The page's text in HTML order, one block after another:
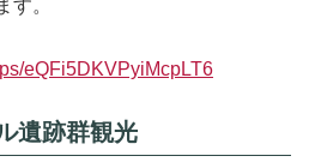
す。
eQFi5DKVPyiMcpLT6
遺跡群観光